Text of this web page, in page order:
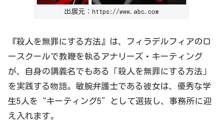
出展元：https://www.abc.com
『殺人を無罪にする方法』は、フィラデルフィアのロ
ースクールで教鞭を執るアナリーズ・キーティング
が、自身の講義名でもある「殺人を無罪にする方法」
を実践する物語。敏腕弁護士である彼女は、優秀な学
生5 人を“キーティング5”として選抜し、事務所に迎
え入れます。